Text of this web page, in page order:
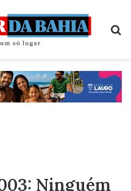
Ninguém